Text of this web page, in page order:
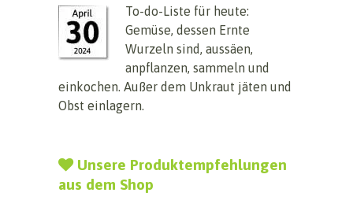
To-do-Liste für heute:
Gemüse, dessen Ernte
Wurzeln sind, aussäen,
anpflanzen, sammeln und
einkochen. Außer dem Unkraut jäten und
Obst einlagern.
Unsere Produktempfehlungen
aus dem Shop